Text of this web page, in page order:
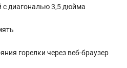
с диагональю 3,5 дюйма
горелки через веб-браузер